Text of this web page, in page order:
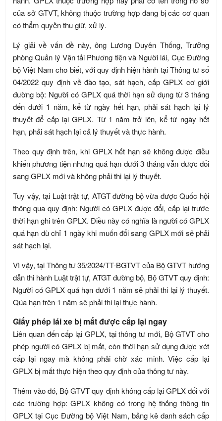
của sở GTVT, không thuộc trường hợp đang bị các cơ quan
có thẩm quyền thu giữ, xử lý.
Lý giải về vấn đề này, ông Lương Duyên Thống, Trưởng
phòng Quản lý Vận tải Phương tiện và Người lái, Cục Đường
bộ Việt Nam cho biết, với quy định hiện hành tại Thông tư số
04/2022 quy định về đào tạo, sát hạch, cấp GPLX cơ giới
đường bộ: Người có GPLX quá thời hạn sử dụng từ 3 tháng
đến dưới 1 năm, kể từ ngày hết hạn, phải sát hạch lại lý
thuyết để cấp lại GPLX. Từ 1 năm trở lên, kể từ ngày hết
hạn, phải sát hạch lại cả lý thuyết và thực hành.
Theo quy định trên, khi GPLX hết hạn sẽ không được điều
khiển phương tiện nhưng quá hạn dưới 3 tháng vẫn được đổi
sang GPLX mới và không phải thi lại lý thuyết.
Tuy vậy, tại Luật trật tự, ATGT đường bộ vừa được Quốc hội
thông qua quy định: Người có GPLX được đổi, cấp lại trước
thời hạn ghi trên GPLX. Điều này có nghĩa là người có GPLX
quá hạn dù chỉ 1 ngày khi muốn đổi sang GPLX mới sẽ phải
sát hạch lại.
Vì vậy, tại Thông tư 35/2024/TT-BGTVT của Bộ GTVT hướng
dẫn thi hành Luật trật tự, ATGT đường bộ, Bộ GTVT quy định:
Người có GPLX quá hạn dưới 1 năm sẽ phải thi lại lý thuyết.
Qúa hạn trên 1 năm sẽ phải thi lại thực hành.
Giấy phép lái xe bị mất được cấp lại ngay
Liên quan đến cấp lại GPLX, tại thông tư mới, Bộ GTVT cho
phép người có GPLX bị mất, còn thời hạn sử dụng được xét
cấp lại ngay mà không phải chờ xác minh. Việc cấp lại
GPLX bị mất thực hiện theo quy định của thông tư này.
Thêm vào đó, Bộ GTVT quy định không cấp lại GPLX đối với
các trường hợp: GPLX không có trong hệ thống thông tin
GPLX tại Cục Đường bộ Việt Nam, bảng kê danh sách cấp